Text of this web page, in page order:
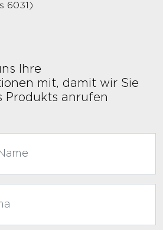
6031)
Ihre
mit, damit wir Sie
Produkts anrufen